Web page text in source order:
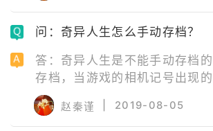
问：奇异人生怎么手动存档？
答：奇异人生是不能手动存档
存档，当游戏的相机记号出现
存档。
赵秦谨 2019-08-05